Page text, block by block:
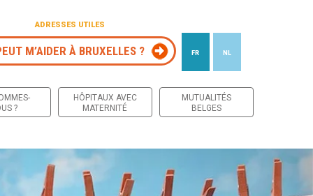
ADRESSES UTILES
M’AIDER À BRUXELLES ? FR NL
?
HÔPITAUX AVEC
MATERNITÉ
MUTUALITÉS
BELGES